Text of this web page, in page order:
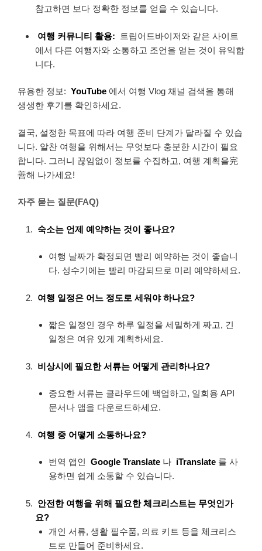
참고하면 보다 정확한 정보를 얻을 수 있습니다.
여행 커뮤니티 활용:
트립어드바이저와 같은 사이트
에서 다른 여행자와 소통하고 조언을 얻는 것이 유익합
니다.
유용한 정보: YouTube 에서 여행 Vlog 채널 검색을 통해
생생한 후기를 확인하세요.
결국, 설정한 목표에 따라 여행 준비 단계가 달라질 수 있습
니다. 알찬 여행을 위해서는 무엇보다 충분한 시간이 필요
합니다. 그러니 끊임없이 정보를 수집하고, 여행 계획을完
善해 나가세요!
자주 묻는 질문(FAQ)
숙소는 언제 예약하는 것이 좋나요?
여행 날짜가 확정되면 빨리 예약하는 것이 좋습니
다. 성수기에는 빨리 마감되므로 미리 예약하세요.
여행 일정은 어느 정도로 세워야 하나요?
짧은 일정인 경우 하루 일정을 세밀하게 짜고, 긴
일정은 여유 있게 계획하세요.
비상시에 필요한 서류는 어떻게 관리하나요?
중요한 서류는 클라우드에 백업하고, 일회용 API
문서나 앱을 다운로드하세요.
여행 중 어떻게 소통하나요?
번역 앱인 Google Translate 나 iTranslate 를 사
용하면 쉽게 소통할 수 있습니다.
안전한 여행을 위해 필요한 체크리스트는 무엇인가
요?
개인 서류, 생활 필수품, 의료 키트 등을 체크리스
트로 만들어 준비하세요.